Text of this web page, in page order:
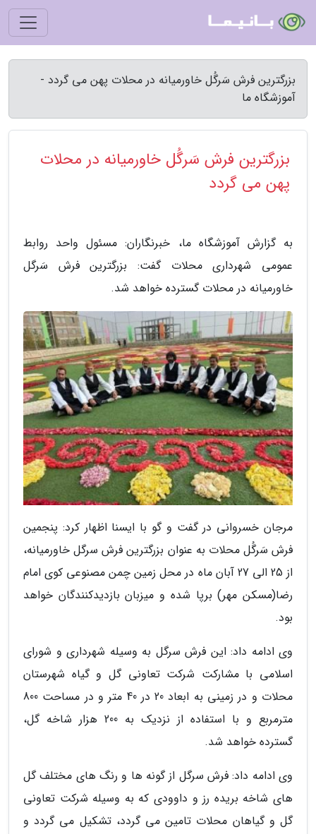
بزرگترین فرش سَرگُل خاورمیانه در محلات پهن می گردد -
آموزشگاه ما
بزرگترین فرش سَرگُل خاورمیانه در محلات
پهن می گردد
به گزارش آموزشگاه ما، خبرنگاران: مسئول واحد روابط
عمومی شهرداری محلات گفت: بزرگترین فرش سَرگل
خاورمیانه در محلات گسترده خواهد شد.
مرجان خسروانی در گفت و گو با ایسنا اظهار کرد: پنجمین
فرش سَرگُل محلات به عنوان بزرگترین فرش سرگل خاورمیانه،
از 25 الی 27 آبان ماه در محل زمین چمن مصنوعی کوی امام
رضا(مسکن مهر) برپا شده و میزبان بازدیدکنندگان خواهد
بود.
وی ادامه داد: این فرش سرگل به وسیله شهرداری و شورای
اسلامی با مشارکت شرکت تعاونی گل و گیاه شهرستان
محلات و در زمینی به ابعاد 20 در 40 متر و در مساحت 800
مترمربع و با استفاده از نزدیک به 200 هزار شاخه گل،
گسترده خواهد شد.
وی ادامه داد: فرش سرگل از گونه ها و رنگ های مختلف گل
های شاخه بریده رز و داوودی که به وسیله شرکت تعاونی
گل و گیاهان محلات تامین می گردد، تشکیل می گردد و